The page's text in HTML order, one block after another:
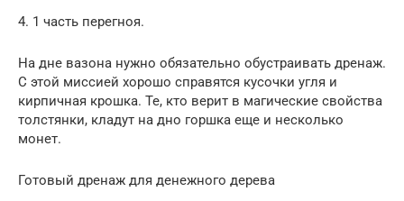
4. 1 часть перегноя.
На дне вазона нужно обязательно обустраивать дренаж.
С этой миссией хорошо справятся кусочки угля и
кирпичная крошка. Те, кто верит в магические свойства
толстянки, кладут на дно горшка еще и несколько
монет.
Готовый дренаж для денежного дерева